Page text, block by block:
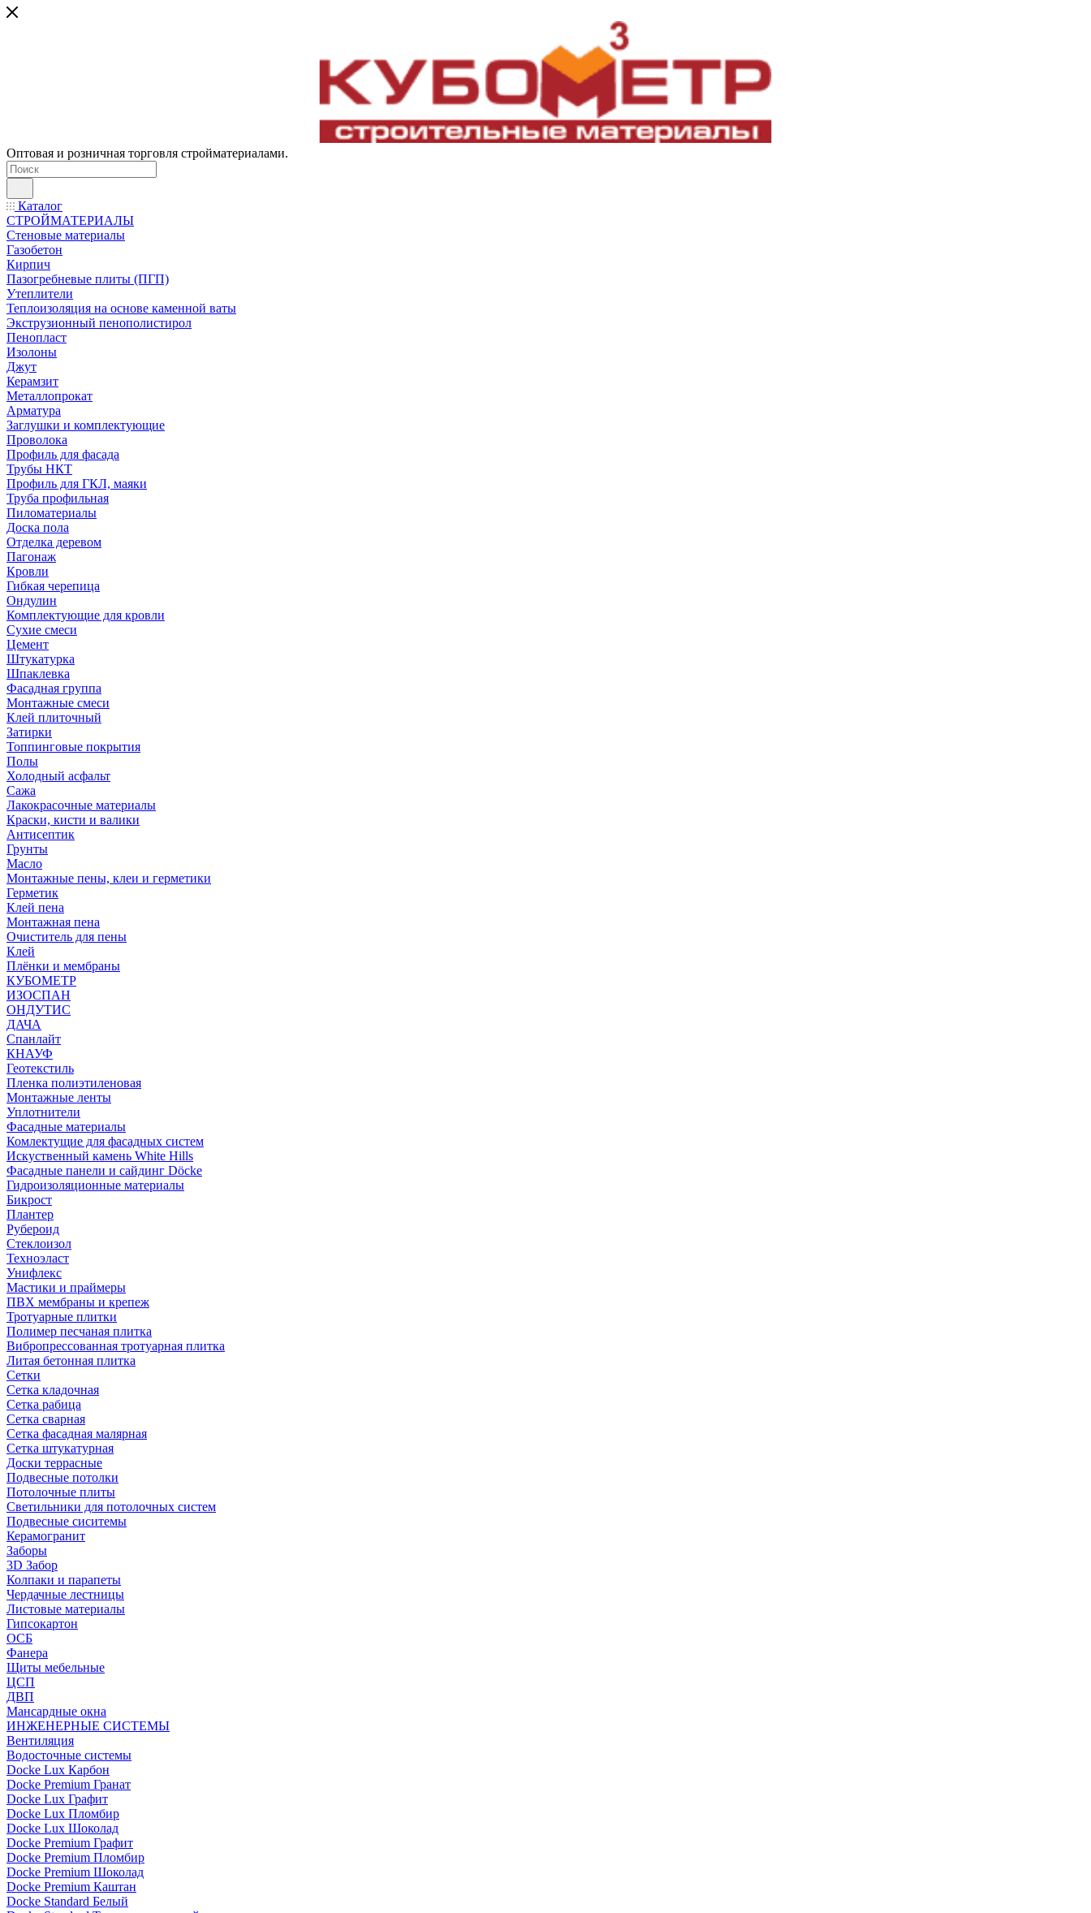
Оптовая и розничная торговля стройматериалами.
Каталог
СТРОЙМАТЕРИАЛЫ
Стеновые материалы
Газобетон
Кирпич
Пазогребневые плиты (ПГП)
Утеплители
Теплоизоляция на основе каменной ваты
Экструзионный пенополистирол
Пенопласт
Изолоны
Джут
Керамзит
Металлопрокат
Арматура
Заглушки и комплектующие
Проволока
Профиль для фасада
Трубы НКТ
Профиль для ГКЛ, маяки
Труба профильная
Пиломатериалы
Доска пола
Отделка деревом
Пагонаж
Кровли
Гибкая черепица
Ондулин
Комплектующие для кровли
Сухие смеси
Цемент
Штукатурка
Шпаклевка
Фасадная группа
Монтажные смеси
Клей плиточный
Затирки
Топпинговые покрытия
Полы
Холодный асфальт
Сажа
Лакокрасочные материалы
Краски, кисти и валики
Антисептик
Грунты
Масло
Монтажные пены, клеи и герметики
Герметик
Клей пена
Монтажная пена
Очиститель для пены
Клей
Плёнки и мембраны
КУБОМЕТР
ИЗОСПАН
ОНДУТИС
ДАЧА
Спанлайт
КНАУФ
Геотекстиль
Пленка полиэтиленовая
Монтажные ленты
Уплотнители
Фасадные материалы
Комлектущие для фасадных систем
Искуственный камень White Hills
Фасадные панели и сайдинг Döcke
Гидроизоляционные материалы
Бикрост
Плантер
Рубероид
Стеклоизол
Техноэласт
Унифлекс
Мастики и праймеры
ПВХ мембраны и крепеж
Тротуарные плитки
Полимер песчаная плитка
Вибропрессованная тротуарная плитка
Литая бетонная плитка
Сетки
Сетка кладочная
Сетка рабица
Сетка сварная
Сетка фасадная малярная
Сетка штукатурная
Доски террасные
Подвесные потолки
Потолочные плиты
Светильники для потолочных систем
Подвесные сиситемы
Керамогранит
Заборы
3D Забор
Колпаки и парапеты
Чердачные лестницы
Листовые материалы
Гипсокартон
ОСБ
Фанера
Щиты мебельные
ЦСП
ДВП
Мансардные окна
ИНЖЕНЕРНЫЕ СИСТЕМЫ
Вентиляция
Водосточные системы
Docke Lux Карбон
Docke Premium Гранат
Docke Lux Графит
Docke Lux Пломбир
Docke Lux Шоколад
Docke Premium Графит
Docke Premium Пломбир
Docke Premium Шоколад
Docke Premium Каштан
Docke Standard Белый